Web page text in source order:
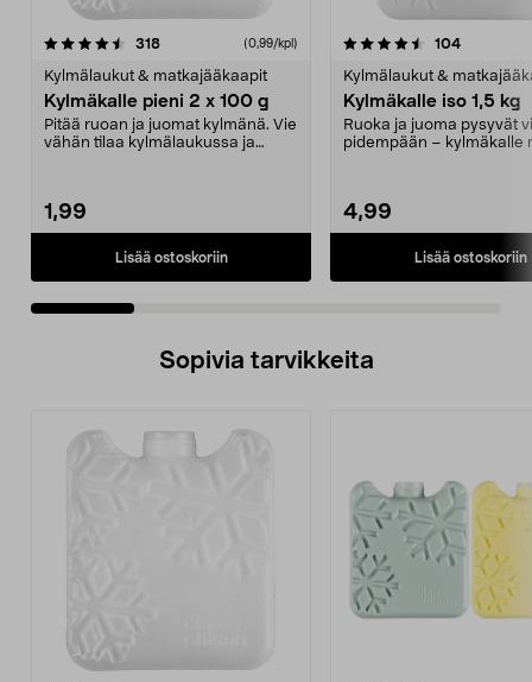
318arvostelut (0,99/kpl)
Kylmälaukut & matkajääkaapit
Kylmäkalle pieni 2 x 100 g
Pitää ruoan ja juomat kylmänä. Vie
vähän tilaa kylmälaukussa ja
1,99
Lisää ostoskoriin
4.5 viidestä
104arvostelut
Kylmälaukut &
Kylmäkalle iso 1,5 kg
Ruoka ja juoma pysyvät
pidempään – kylmäkalle
4,99
Lisää ostoskoriin
4.5 viidestä
Sopivia tarvikkeita